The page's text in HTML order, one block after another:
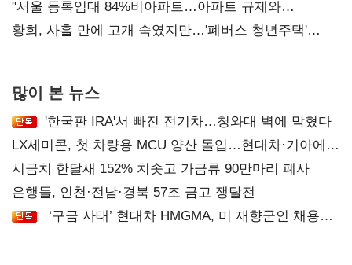
오차 당연"
"서울 등록임대 84%비아파트…아파트 규제와
달리해야"
황희, 사흘 만에 고개 숙였지만…'폐버스 청년주택'
많이 본 뉴스
'한국판 IRA'서 빠진 전기차…청와대 벽에 막혔다
LX세미콘, 첫 차량용 MCU 양산 돌입…현대차·기아에
공급
시금치 한달새 152% 치솟고 가금류 90만마리 폐사
은행들, 인천·전남·경북 57조 금고 쟁탈전
‘구금 사태’ 현대차 HMGMA, 미 재향군인 채용